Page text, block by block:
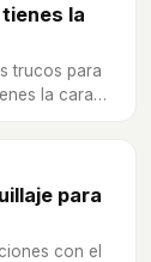
la
trucos para
la cara
para
con el